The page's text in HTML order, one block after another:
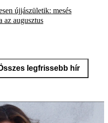
újjászületik: mesés
az augusztus
legfrissebb hír